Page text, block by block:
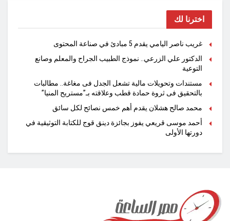
اخترنا لك
غريب ناصر اليامي يقدم 5 مبادئ في صناعة المحتوى
الدكتور علي الزرعي.. نموذج الطبيب الجراح والمعلم وصانع
التوعية
مستندات وتحويلات مالية تشعل الجدل فى مغاغة.. مطالبات
بالتحقيق فى ثروة حمادة قطب وعلاقته بـ”مستريح المنيا”
محمد صالح هشلان يقدم أهم خمس نصائح لكل سائق
أحمد موسى قريعي يفوز بجائزة دينق قوج للكتابة التوثيقية في
دورتها الأولى